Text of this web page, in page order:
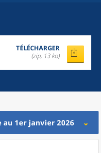
TÉLÉCHARGER
(zip, 13 ko)
au 1er janvier 2026